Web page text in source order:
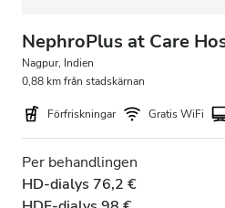
mer än 300 EUR
Morgon
Eftermiddag
NephroPlus at Care
Nagpur, Indien
0,88 km från stadskärnan
Förfriskningar Gratis WiFi
Per behandlingen
HD-dialys 76,2 €